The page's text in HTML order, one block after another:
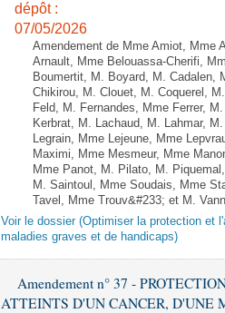
dépôt :
07/05/2026
Amendement de Mme Amiot, Mme
Arnault, Mme Belouassa-Cherifi,
Boumertit, M. Boyard, M. Cadalen,
Chikirou, M. Clouet, M. Coquerel,
Feld, M. Fernandes, Mme Ferrer,
Kerbrat, M. Lachaud, M. Lahmar,
Legrain, Mme Lejeune, Mme
Maximi, Mme Mesmeur, Mme
Mme Panot, M. Pilato, M.
M. Saintoul, Mme Soudais, Mme
Tavel, Mme Trouv&#233; et M.
Voir le dossier (Optimiser la protection et
maladies graves et de handicaps)
Amendement n° 37 -
ATTEINTS D'UN CANCER, D'UNE